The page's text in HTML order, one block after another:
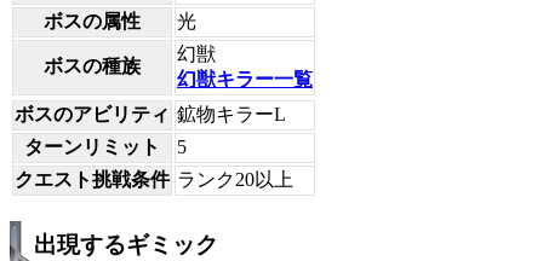
ボスの属性
光
ボスの種族
幻獣
幻獣キラー一覧
ボスのアビリティ 鉱物キラーL
ターンリミット
5
クエスト挑戦条件 ランク20以上
出現するギミック